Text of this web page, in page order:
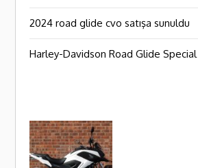
2024 road glide cvo satışa sunuldu
Harley-Davidson Road Glide Special